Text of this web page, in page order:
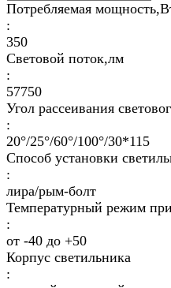
Потребляемая
:
350
Световой поток,лм
:
57750
Угол рассеивания
:
20°/25°/60°/100°/30*115
Способ установки
:
лира/рым-болт
Температурный режим
:
от -40 до +50
Корпус светильника
: